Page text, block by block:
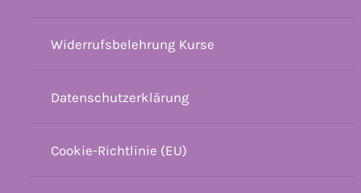
Widerrufsbelehrung Kurse
Datenschutzerklärung
Cookie-Richtlinie (EU)